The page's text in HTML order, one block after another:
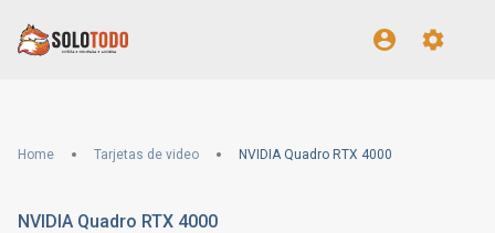
Home Tarjetas de video NVIDIA Quadro RTX 4000
NVIDIA Quadro RTX 4000